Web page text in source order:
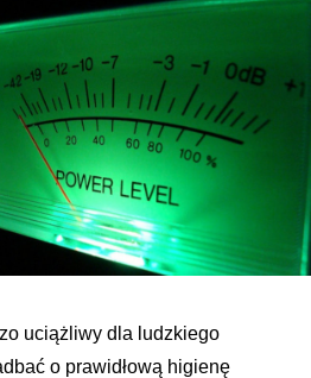
uciążliwy dla ludzkiego
o prawidłową higienę